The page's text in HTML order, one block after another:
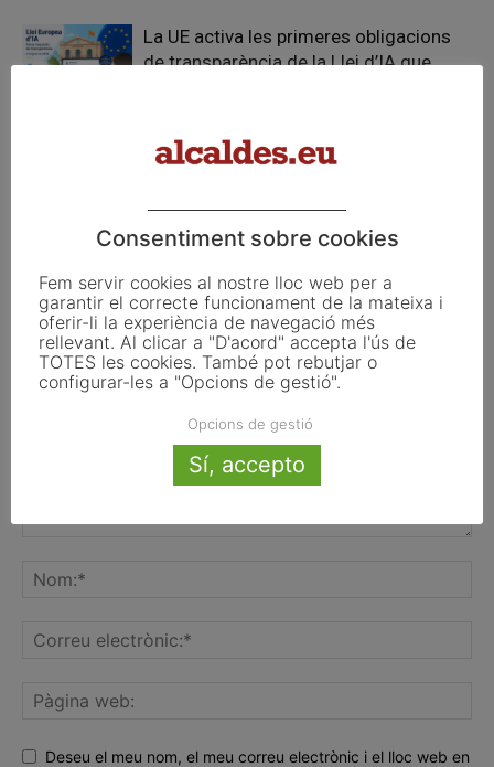
La UE activa les primeres obligacions
de transparència de la Llei d’IA que
El Pla de Barris mobilitza 117 municipis
catalans per impulsar la regeneració
FER UN COMENTARI
Deseu el meu nom, el meu correu electrònic i el lloc web en
Consentiment sobre cookies
Fem servir cookies al nostre lloc web per a
garantir el correcte funcionament de la mateixa i
oferir-li la experiència de navegació més
rellevant. Al clicar a "D'acord" accepta l'ús de
TOTES les cookies. També pot rebutjar o
configurar-les a "Opcions de gestió".
Opcions de gestió
Sí, accepto